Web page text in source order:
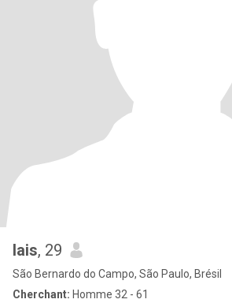
lais, 29
São Bernardo do Campo, São Paulo, Brésil
Cherchant: Homme 32 - 61